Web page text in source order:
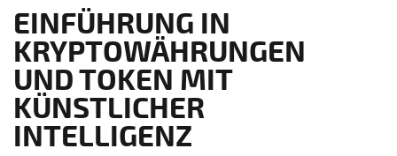
EINFÜHRUNG IN
KRYPTOWÄHRUNGEN
UND TOKEN MIT
KÜNSTLICHER
INTELLIGENZ